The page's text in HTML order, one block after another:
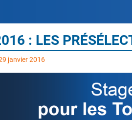
: LES
janvier 2016